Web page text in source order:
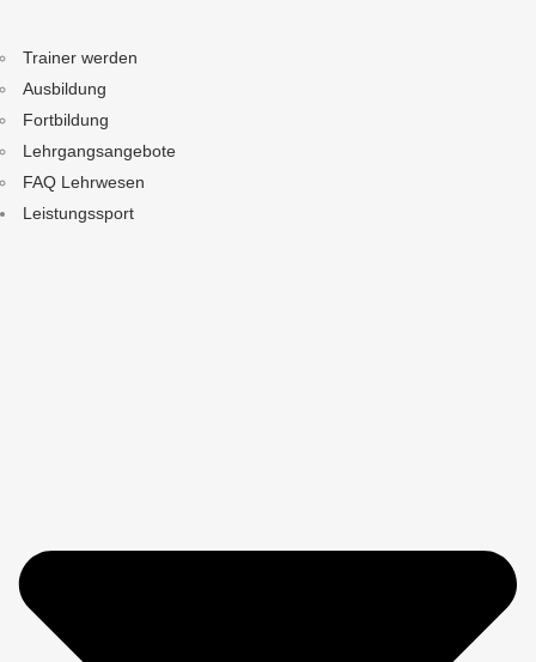
Trainer werden
Ausbildung
Fortbildung
Lehrgangsangebote
FAQ Lehrwesen
Leistungssport